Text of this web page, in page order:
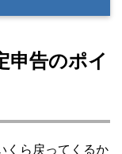
申告のポイ
くら戻ってくるか